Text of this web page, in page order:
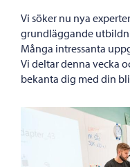
Vi söker nu nya
grundläggande
Många intressanta
Vi deltar denna vecka
bekanta dig med din